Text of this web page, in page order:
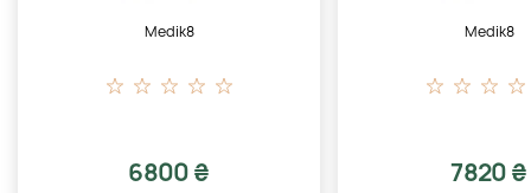
Medik8
6800 ₴
Medik8
7820 ₴